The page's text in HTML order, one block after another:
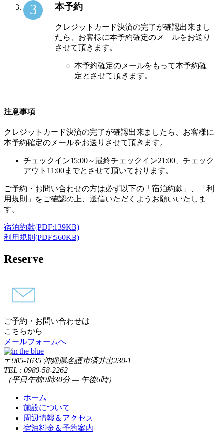
本予約
クレジットカード決済の完了が確認出来まし
たら、お客様に本予約確定のメールをお送り
させて頂きます。
本予約確定のメールをもって本予約確
定とさせて頂きます。
注意事項
クレジットカード決済の完了が確認出来ましたら、お客様に
本予約確定のメールをお送りさせて頂きます。
チェックイン15:00～最終チェックイン21:00、チェック
アウト11:00までとさせて頂いております。
ご予約・お問い合わせの方は必ず以下の「宿泊約款」、「利
用規則」をご確認の上、送信いただくようお願いいたしま
す。
宿泊約款(PDF:139KB)
利用規則 (PDF:560KB)
Reserve
ご予約・お問い合わせは
こちらから
メールフォームへ
〒905-1635 沖縄県名護市済井出230-1
TEL : 0980-58-2262
（平日午前9時30分 — 午後6時）
ホーム
施設について
周辺情報＆アクセス
宿泊料金＆予約案内